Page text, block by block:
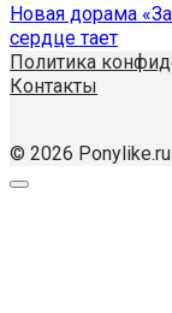
Новая дорама
сердце тает
Политика
Контакты
© 2026 Ponylike.ru